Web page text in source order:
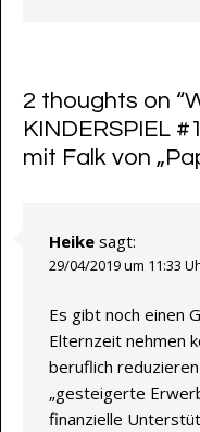
2 thoughts on “
KINDERSPIEL
mit Falk von
Heike sagt:
29/04/2019 um 11:33
Es gibt noch einen
Elternzeit nehmen
beruflich
„gesteigerte
finanzielle